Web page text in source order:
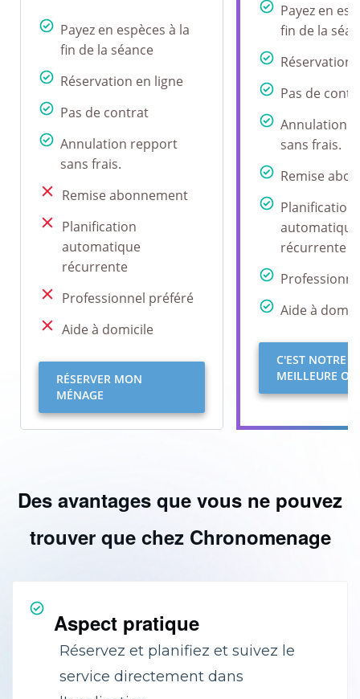
Payez en
fin de la
Réservation
Pas de
Annulation
sans frais.
Remise
Planification
automatique
récurrente
Aide à
C'EST NOTRE
MEILLEURE
Payez en espèces à la
fin de la séance
Réservation en ligne
Pas de contrat
Annulation repport
sans frais.
Remise abonnement
Planification
automatique
récurrente
Professionnel préféré
Aide à domicile
RÉSERVER MON
MÉNAGE
Des avantages que vous ne pouvez
trouver que chez Chronomenage
Aspect pratique
Réservez et planifiez et suivez le
service directement dans